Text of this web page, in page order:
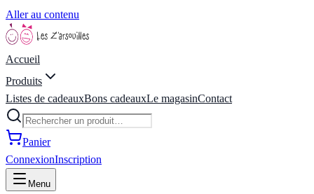
Aller au contenu
Accueil
Produits
Listes de cadeauxBons cadeauxLe magasinContact
Panier
ConnexionInscription
Menu